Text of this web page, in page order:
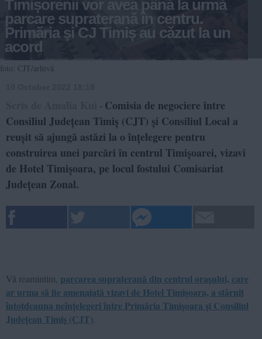
Timișorenii vor avea până la urmă
parcare supraterană în centru.
Primăria și CJ Timiș au căzut la un
acord
foto: CJT/arhivă
- Comisia de negociere între
Consiliul Județean Timiș (CJT) și Consiliul Local a
reușit să ajungă astăzi la o înțelegere pentru
construirea unei parcări în centrul Timișoarei, vizavi
de Hotel Timișoara, pe locul fostului Comisariat
Județean Zonal.
Vă reamintim, parcarea supraterană din centrul orașului, care
ar urma să fie amenajată vizavi de Hotel Timișoara, a stârnit
întotdeauna neînțelegeri între Primăria Timișoara și Consiliul
Județean Timiș (CJT)